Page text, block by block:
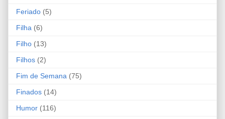
Feriado (5)
Filha (6)
Filho (13)
Filhos (2)
Fim de Semana (75)
Finados (14)
Humor (116)